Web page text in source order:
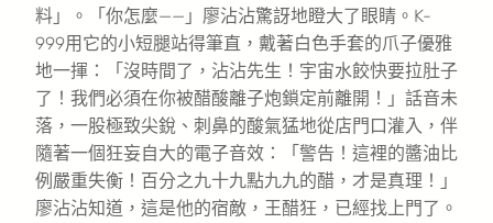
料」。「你怎麼——」廖沾沾驚訝地瞪大了眼睛。K-
999用它的小短腿站得筆直，戴著白色手套的爪子優雅
地一揮：「沒時間了，沾沾先生！宇宙水餃快要拉肚子
了！我們必須在你被醋酸離子炮鎖定前離開！」話音未
落，一股極致尖銳、刺鼻的酸氣猛地從店門口灌入，伴
隨著一個狂妄自大的電子音效：「警告！這裡的醬油比
例嚴重失衡！百分之九十九點九九的醋，才是真理！」
廖沾沾知道，這是他的宿敵，王醋狂，已經找上門了。